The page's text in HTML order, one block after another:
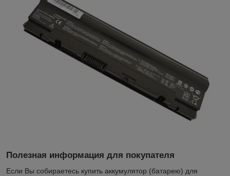
Полезная информация для покупателя
Если Вы собираетесь купить аккумулятор (батарею) для